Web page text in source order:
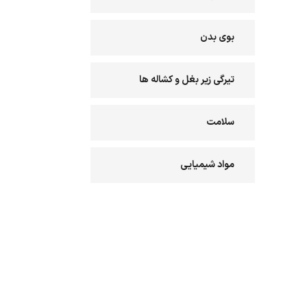
بوی بدن
تیرگی زیر بغل و کشاله ها
سلامت
مواد شیمیایی